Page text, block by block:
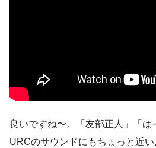
良いですね〜。「友部正人」「
URCのサウンドにもちょっと近い